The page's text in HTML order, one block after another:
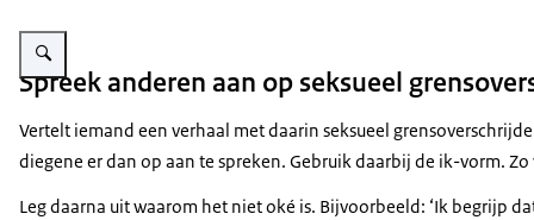
Vergroot afbeelding Logo Met elkaar trekken we de grens
Spreek anderen aan op seksueel
Vertelt iemand een verhaal met daarin seksueel
diegene er dan op aan te spreken. Gebruik daarbij de ik-vorm.
Leg daarna uit waarom het niet oké is. Bijvoorbeeld: ‘Ik begrijp